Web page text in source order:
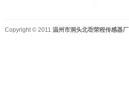
Copyright © 2011 温州市洞头北岙荣程传感器厂